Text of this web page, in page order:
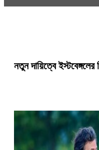
নতুন দায়িত্বে